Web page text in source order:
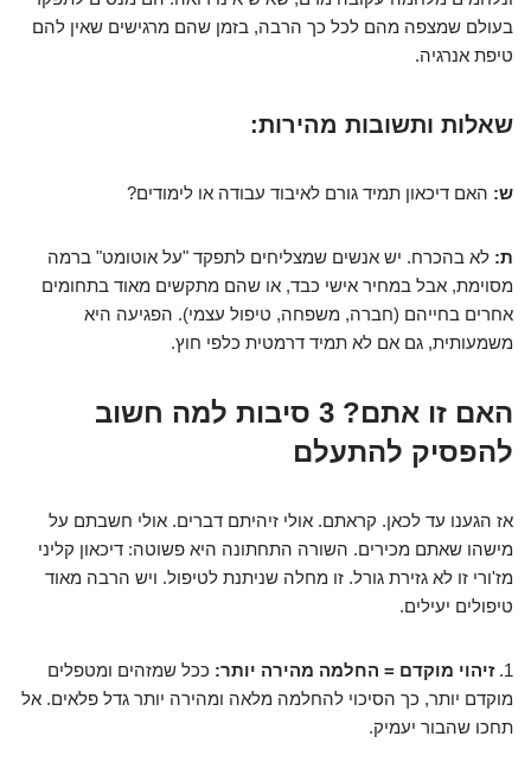
בעולם שמצפה מהם לכל כך הרבה, בזמן שהם מרגישים שאין להם
טיפת אנרגיה.
שאלות ותשובות מהירות:
ש: האם דיכאון תמיד גורם לאיבוד עבודה או לימודים?
ת: לא בהכרח. יש אנשים שמצליחים לתפקד "על אוטומט" ברמה
מסוימת, אבל במחיר אישי כבד, או שהם מתקשים מאוד בתחומים
אחרים בחייהם (חברה, משפחה, טיפול עצמי). הפגיעה היא
משמעותית, גם אם לא תמיד דרמטית כלפי חוץ.
האם זו אתם? 3 סיבות למה חשוב
להפסיק להתעלם
אז הגענו עד לכאן. קראתם. אולי זיהיתם דברים. אולי חשבתם על
מישהו שאתם מכירים. השורה התחתונה היא פשוטה: דיכאון קליני
מז'ורי זו לא גזירת גורל. זו מחלה שניתנת לטיפול. ויש הרבה מאוד
טיפולים יעילים.
1. זיהוי מוקדם = החלמה מהירה יותר: ככל שמזהים ומטפלים
מוקדם יותר, כך הסיכוי להחלמה מלאה ומהירה יותר גדל פלאים. אל
תחכו שהבור יעמיק.